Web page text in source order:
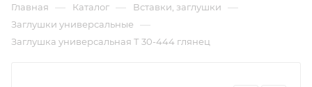
Главная — Каталог — Вставки, заглушки —
Заглушки универсальные —
Заглушка универсальная Т 30-444 глянец